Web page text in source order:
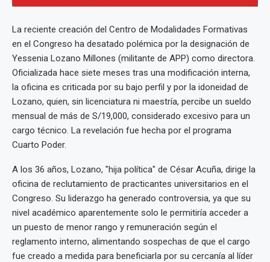
La reciente creación del Centro de Modalidades Formativas
en el Congreso ha desatado polémica por la designación de
Yessenia Lozano Millones (militante de APP) como directora.
Oficializada hace siete meses tras una modificación interna,
la oficina es criticada por su bajo perfil y por la idoneidad de
Lozano, quien, sin licenciatura ni maestría, percibe un sueldo
mensual de más de S/19,000, considerado excesivo para un
cargo técnico. La revelación fue hecha por el programa
Cuarto Poder.
A los 36 años, Lozano, "hija política" de César Acuña, dirige la
oficina de reclutamiento de practicantes universitarios en el
Congreso. Su liderazgo ha generado controversia, ya que su
nivel académico aparentemente solo le permitiría acceder a
un puesto de menor rango y remuneración según el
reglamento interno, alimentando sospechas de que el cargo
fue creado a medida para beneficiarla por su cercanía al líder